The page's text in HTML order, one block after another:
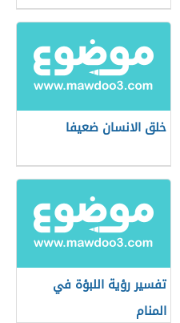
خلق الانسان ضعيفا
تفسير رؤية اللبؤة في
المنام